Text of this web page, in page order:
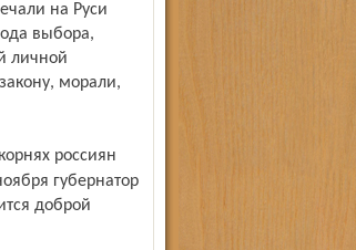
на Руси
выбора,
личной
морали,
губернатор
доброй